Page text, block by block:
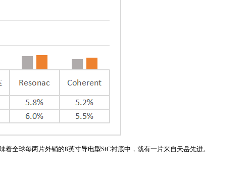
全球每两片外销的8英寸导电型SiC衬底中，就有一片来自天岳先进。